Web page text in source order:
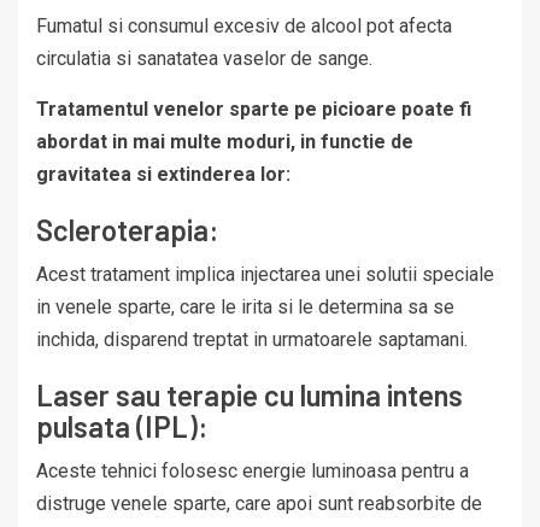
Fumatul si consumul excesiv de alcool pot afecta
circulatia si sanatatea vaselor de sange.
Tratamentul venelor sparte pe picioare poate fi
abordat in mai multe moduri, in functie de
gravitatea si extinderea lor:
Scleroterapia:
Acest tratament implica injectarea unei solutii speciale
in venele sparte, care le irita si le determina sa se
inchida, disparend treptat in urmatoarele saptamani.
Laser sau terapie cu lumina intens
pulsata (IPL):
Aceste tehnici folosesc energie luminoasa pentru a
distruge venele sparte, care apoi sunt reabsorbite de